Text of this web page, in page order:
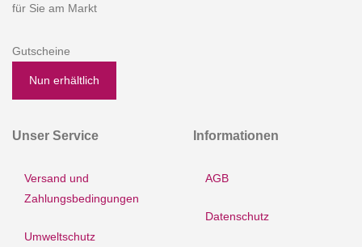
für Sie am Markt
Gutscheine
Nun erhältlich
Unser Service
Versand und
Zahlungsbedingungen
Umweltschutz
Informationen
AGB
Datenschutz